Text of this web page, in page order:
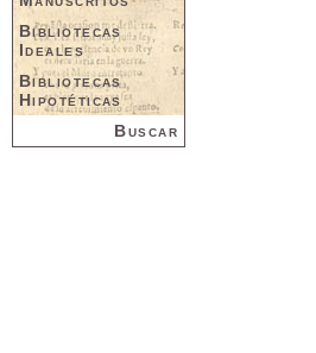
Bibliotecas
Ideales
Bibliotecas
Hipotéticas
Buscar